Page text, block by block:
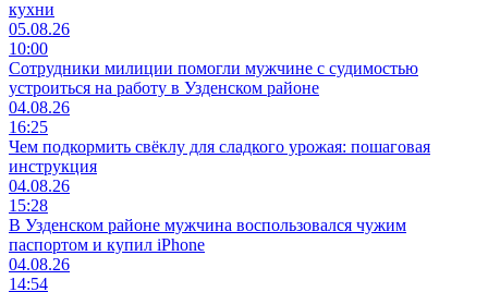
кухни
05.08.26
10:00
Сотрудники милиции помогли мужчине с судимостью
устроиться на работу в Узденском районе
04.08.26
16:25
Чем подкормить свёклу для сладкого урожая: пошаговая
инструкция
04.08.26
15:28
В Узденском районе мужчина воспользовался чужим
паспортом и купил iPhone
04.08.26
14:54